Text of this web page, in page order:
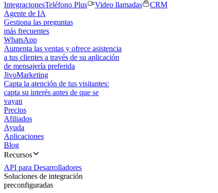
IntegracionesTeléfono Plus Video llamadas
CRM
Agente de IA
Gestiona las preguntas
más frecuentes
WhatsApp
Aumenta las ventas y ofrece asistencia
a tus clientes a través de su aplicación
de mensajería preferida
JivoMarketing
Capta la atención de tus visitantes:
capta su interés antes de que se
vayan
Precios
Afiliados
Ayuda
Aplicaciones
Blog
Recursos
API para Desarrolladores
Soluciones de integración
preconfiguradas